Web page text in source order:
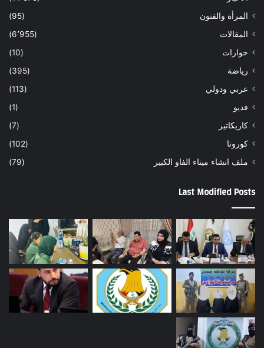
المرأة والفنون
(95)
المقالات
(6٬955)
حوارات
(10)
رياضة
(395)
عربي ودولي
(113)
فديو
(1)
كاريكاتير
(7)
كورونا
(102)
ملف انشاء ميناء الفاو الكبير
(79)
Last Modified Posts